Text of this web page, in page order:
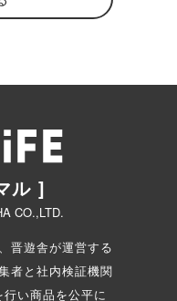
ル ]
CO.,LTD.
晋遊舎が運営する
者と社内検証機関
い商品を公平に